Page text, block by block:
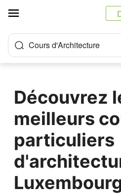
Cours d'Architecture
Découvrez
meilleurs
particuliers